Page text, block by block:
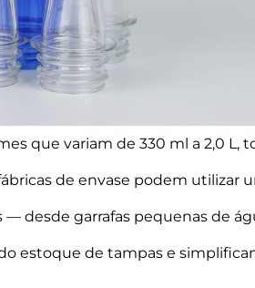
que variam de 330 ml a 2,0 L,
de envase podem utilizar
desde garrafas pequenas de
estoque de tampas e